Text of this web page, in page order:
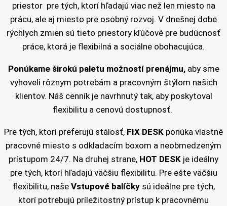
priestor pre tých, ktorí hľadajú viac než len miesto na
prácu, ale aj miesto pre osobný rozvoj. V dnešnej dobe
rýchlych zmien sú tieto priestory kľúčové pre budúcnosť
práce, ktorá je flexibilná a sociálne obohacujúca.
Ponúkame širokú paletu možností prenájmu,aby sme
vyhoveli rôznym potrebám a pracovným štýlom našich
klientov. Náš cenník je navrhnutý tak, aby poskytoval
flexibilitu a cenovú dostupnosť.
Pre tých, ktorí preferujú stálosť, FIX DESK ponúka vlastné
pracovné miesto s odkladacím boxom a neobmedzeným
prístupom 24/7. Na druhej strane, HOT DESK je ideálny
pre tých, ktorí hľadajú väčšiu flexibilitu. Pre ešte väčšiu
flexibilitu, naše Vstupové balíčkysú ideálne pre tých,
ktorí potrebujú príležitostný prístup k pracovnému